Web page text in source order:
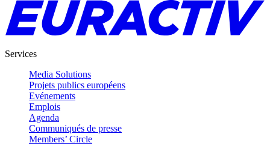
Services
Media Solutions
Projets publics européens
Evénements
Emplois
Agenda
Communiqués de presse
Members’ Circle